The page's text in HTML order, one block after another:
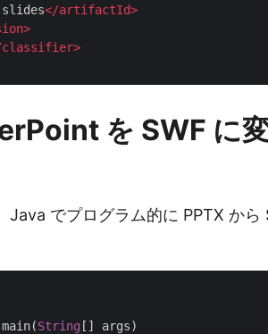
slides</artifactId>
>
classifier>
を SWF に
Java でプログラム的に PPTX か
main(String [] args)